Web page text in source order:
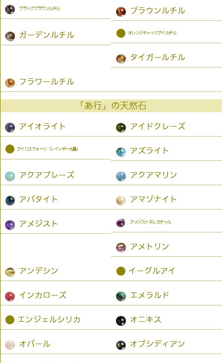
ブラックブラウンルチル ブラウンルチル
ガーデンルチル ● オレンジキャッツアイルチル
タイガールチル
フラワールチル
「あ行」の天然石
アイオライト アイドクレーズ
● アイリスクォーツ（レインボー水晶） アズライト
アクアプレーズ アクアマリン
アパタイト アマゾナイト
アメジスト アメジストエレスチャル
アメトリン
アンデシン ● イーグルアイ
インカローズ エメラルド
● エンジェルシリカ オニキス
オパール オブシディアン